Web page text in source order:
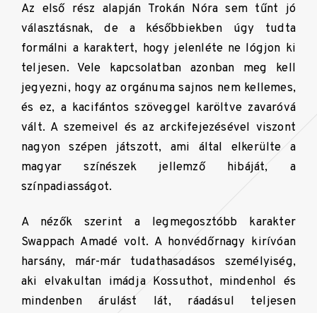
Az első rész alapján Trokán Nóra sem tűnt jó
választásnak, de a későbbiekben úgy tudta
formálni a karaktert, hogy jelenléte ne lógjon ki
teljesen. Vele kapcsolatban azonban meg kell
jegyezni, hogy az orgánuma sajnos nem kellemes,
és ez, a kacifántos szöveggel karöltve zavaróvá
vált. A szemeivel és az arckifejezésével viszont
nagyon szépen játszott, ami által elkerülte a
magyar színészek jellemző hibáját, a
színpadiasságot.
A nézők szerint a legmegosztóbb karakter
Swappach Amadé volt. A honvédőrnagy kirívóan
harsány, már-már tudathasadásos személyiség,
aki elvakultan imádja Kossuthot, mindenhol és
mindenben árulást lát, ráadásul teljesen